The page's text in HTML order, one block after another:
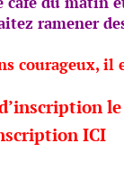
ramener
courageux, il
ICI